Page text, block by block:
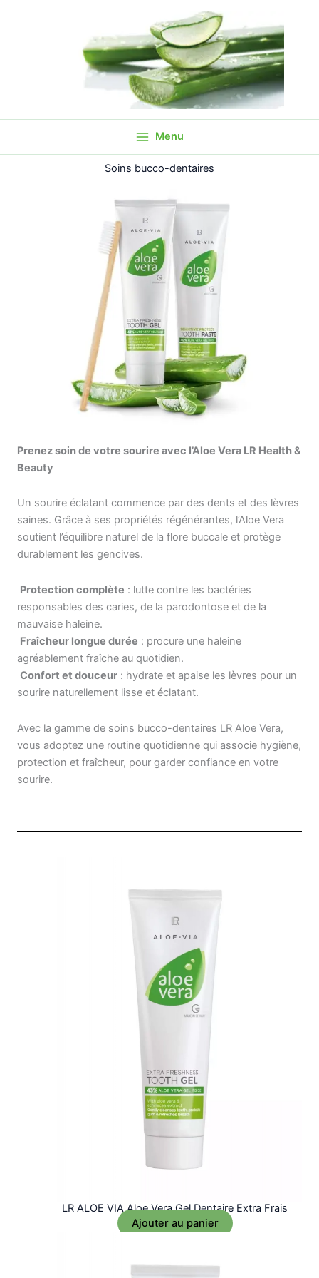
Menu
Soins bucco-dentaires
Prenez soin de votre sourire avec l’Aloe Vera LR Health &
Beauty
Un sourire éclatant commence par des dents et des lèvres
saines. Grâce à ses propriétés régénérantes, l’Aloe Vera
soutient l’équilibre naturel de la flore buccale et protège
durablement les gencives.
Protection complète : lutte contre les bactéries
responsables des caries, de la parodontose et de la
mauvaise haleine.
Fraîcheur longue durée : procure une haleine
agréablement fraîche au quotidien.
Confort et douceur : hydrate et apaise les lèvres pour un
sourire naturellement lisse et éclatant.
Avec la gamme de soins bucco-dentaires LR Aloe Vera,
vous adoptez une routine quotidienne qui associe hygiène,
protection et fraîcheur, pour garder confiance en votre
sourire.
LR ALOE VIA Aloe Vera Gel Dentaire Extra Frais
Ajouter au panier